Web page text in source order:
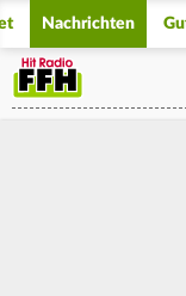
Nachrichten